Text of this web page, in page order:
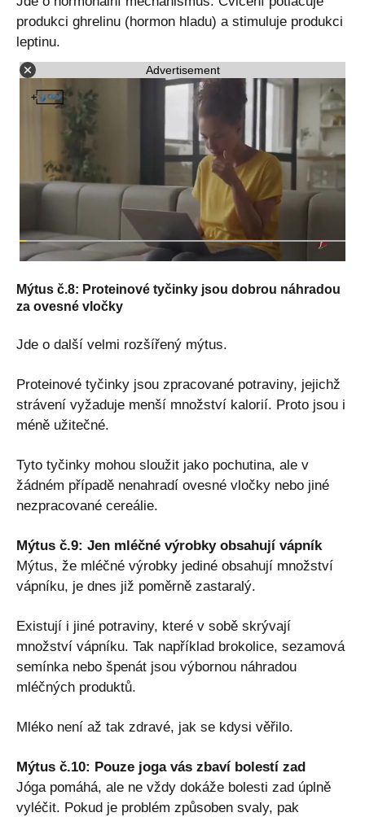
produkci ghrelinu (hormon hladu) a stimuluje produkci
leptinu.
Advertisement
Mýtus č.8: Proteinové tyčinky jsou dobrou náhradou
za ovesné vločky
Jde o další velmi rozšířený mýtus.
Proteinové tyčinky jsou zpracované potraviny, jejichž
strávení vyžaduje menší množství kalorií. Proto jsou i
méně užitečné.
Tyto tyčinky mohou sloužit jako pochutina, ale v
žádném případě nenahradí ovesné vločky nebo jiné
nezpracované cereálie.
Mýtus č.9: Jen mléčné výrobky obsahují vápník
Mýtus, že mléčné výrobky jediné obsahují množství
vápníku, je dnes již poměrně zastaralý.
Existují i ​​jiné potraviny, které v sobě skrývají
množství vápníku. Tak například brokolice, sezamová
semínka nebo špenát jsou výbornou náhradou
mléčných produktů.
Mléko není až tak zdravé, jak se kdysi věřilo.
Mýtus č.10: Pouze joga vás zbaví bolestí zad
Jóga pomáhá, ale ne vždy dokáže bolesti zad úplně
vyléčit. Pokud je problém způsoben svaly, pak